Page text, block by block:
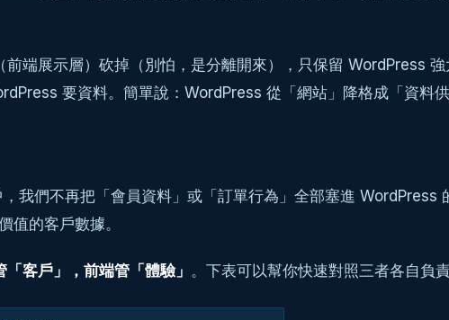
前端展示層）砍掉（別怕，是分離開來），只保留 WordPress
要資料。簡單說：WordPress 從「網站」降格成「資料供
我們不再把「會員資料」或「訂單行為」全部塞進 WordPress
值的客戶數據。
客戶」，前端管「體驗」 。下表可以幫你快速對照三者各自負